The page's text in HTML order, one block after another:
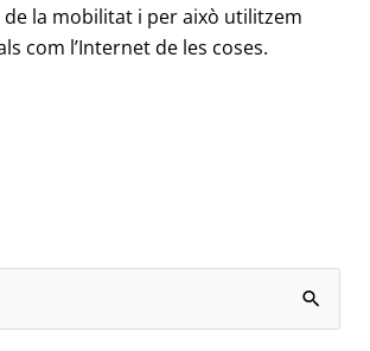
la mobilitat i per això utilitzem
com l’Internet de les coses.